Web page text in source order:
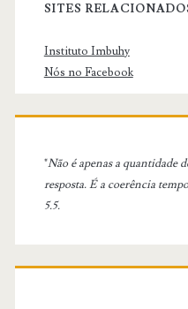
SITES
Instituto Imbuhy
Nós no Facebook
"Não é apenas a quantidade
resposta. É a coerência
5.5.